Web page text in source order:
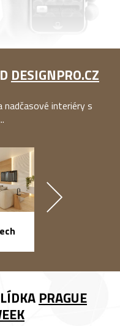
DESIGNPRO.CZ
nadčasové interiéry s
PRAGUE